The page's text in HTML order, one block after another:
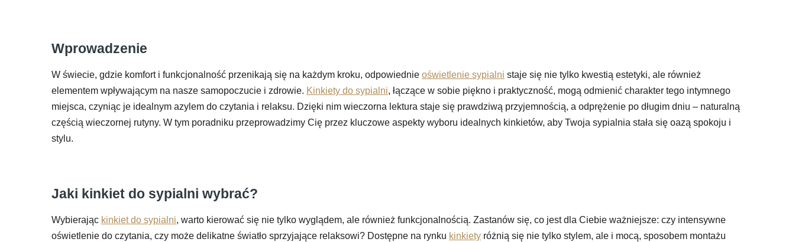
Wprowadzenie
W świecie, gdzie komfort i funkcjonalność przenikają się na każdym kroku, odpowiednie oświetlenie sypialni staje się nie tylko kwestią estetyki, ale również
elementem wpływającym na nasze samopoczucie i zdrowie. Kinkiety do sypialni, łączące w sobie piękno i praktyczność, mogą odmienić charakter tego intymnego
miejsca, czyniąc je idealnym azylem do czytania i relaksu. Dzięki nim wieczorna lektura staje się prawdziwą przyjemnością, a odprężenie po długim dniu – naturalną
częścią wieczornej rutyny. W tym poradniku przeprowadzimy Cię przez kluczowe aspekty wyboru idealnych kinkietów, aby Twoja sypialnia stała się oazą spokoju i
stylu.
Jaki kinkiet do sypialni wybrać?
Wybierając kinkiet do sypialni, warto kierować się nie tylko wyglądem, ale również funkcjonalnością. Zastanów się, co jest dla Ciebie ważniejsze: czy intensywne
oświetlenie do czytania, czy może delikatne światło sprzyjające relaksowi? Dostępne na rynku kinkiety różnią się nie tylko stylem, ale i mocą, sposobem montażu